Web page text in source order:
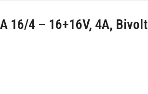
16/4 – 16+16V, 4A, Bivolt